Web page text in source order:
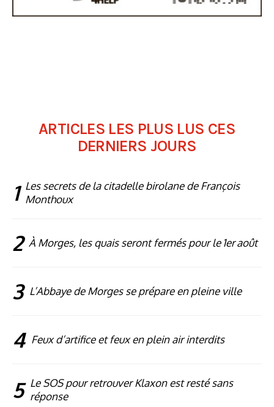
ARTICLES LES PLUS LUS CES
DERNIERS JOURS
1 Les secrets de la citadelle birolane de François
Monthoux
2 À Morges, les quais seront fermés pour le 1er août
3 L’Abbaye de Morges se prépare en pleine ville
4 Feux d’artifice et feux en plein air interdits
5 Le SOS pour retrouver Klaxon est resté sans
réponse